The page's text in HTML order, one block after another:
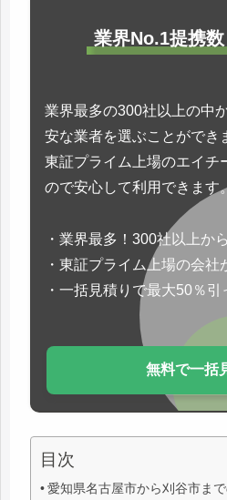
業界No.1提携
業界最多の300社以上の中
安な業者を選ぶことができ
東証プライム上場のエイチ
ので安心して利用できます
・業界最多！300社以上か
・東証プライム上場の会
・一括見積りで最大50％
無料で一括
目次
愛知県名古屋市から刈谷市ま